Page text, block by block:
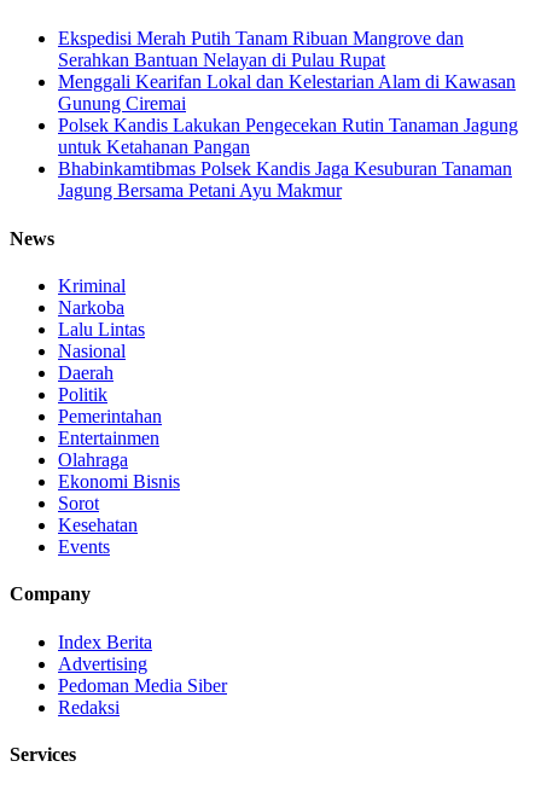
Ekspedisi Merah Putih Tanam Ribuan Mangrove dan
Serahkan Bantuan Nelayan di Pulau Rupat
Menggali Kearifan Lokal dan Kelestarian Alam di Kawasan
Gunung Ciremai
Polsek Kandis Lakukan Pengecekan Rutin Tanaman Jagung
untuk Ketahanan Pangan
Bhabinkamtibmas Polsek Kandis Jaga Kesuburan Tanaman
Jagung Bersama Petani Ayu Makmur
News
Kriminal
Narkoba
Lalu Lintas
Nasional
Daerah
Politik
Pemerintahan
Entertainmen
Olahraga
Ekonomi Bisnis
Sorot
Kesehatan
Events
Company
Index Berita
Advertising
Pedoman Media Siber
Redaksi
Services